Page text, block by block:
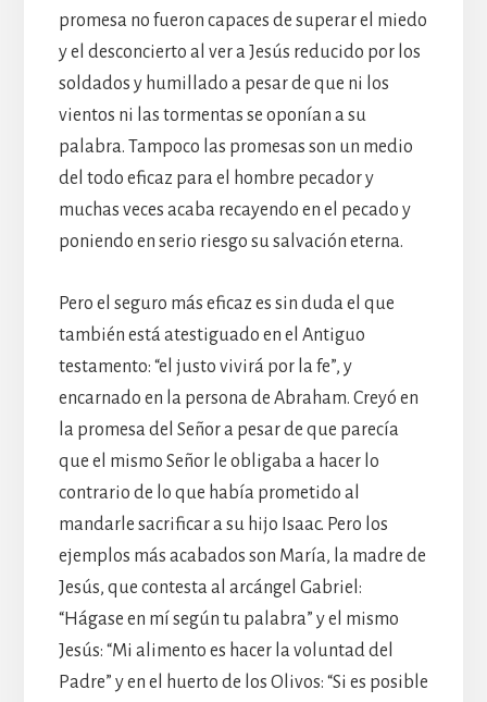
promesa no fueron capaces de superar el miedo
y el desconcierto al ver a Jesús reducido por los
soldados y humillado a pesar de que ni los
vientos ni las tormentas se oponían a su
palabra. Tampoco las promesas son un medio
del todo eficaz para el hombre pecador y
muchas veces acaba recayendo en el pecado y
poniendo en serio riesgo su salvación eterna.
Pero el seguro más eficaz es sin duda el que
también está atestiguado en el Antiguo
testamento: “el justo vivirá por la fe”, y
encarnado en la persona de Abraham. Creyó en
la promesa del Señor a pesar de que parecía
que el mismo Señor le obligaba a hacer lo
contrario de lo que había prometido al
mandarle sacrificar a su hijo Isaac. Pero los
ejemplos más acabados son María, la madre de
Jesús, que contesta al arcángel Gabriel:
“Hágase en mí según tu palabra” y el mismo
Jesús: “Mi alimento es hacer la voluntad del
Padre” y en el huerto de los Olivos: “Si es posible